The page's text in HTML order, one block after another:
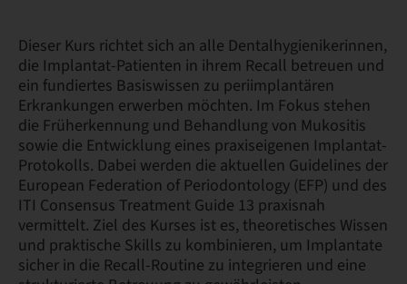
Dieser Kurs richtet sich an alle Dentalhygienikerinnen,
die Implantat-Patienten in ihrem Recall betreuen und
ein fundiertes Basiswissen zu periimplantären
Erkrankungen erwerben möchten. Im Fokus stehen
die Früherkennung und Behandlung von Mukositis
sowie die Entwicklung eines praxiseigenen Implantat-
Protokolls. Dabei werden die aktuellen Guidelines der
European Federation of Periodontology (EFP) und des
ITI Consensus Treatment Guide 13 praxisnah
vermittelt. Ziel des Kurses ist es, theoretisches Wissen
und praktische Skills zu kombinieren, um Implantate
sicher in die Recall-Routine zu integrieren und eine